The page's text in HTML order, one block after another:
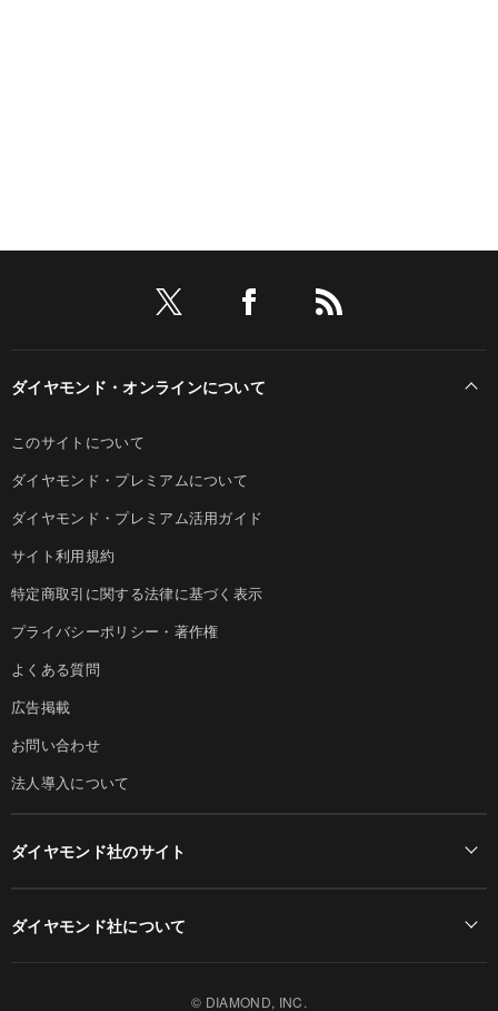
ダイヤモンド・オンラインについて
このサイトについて
ダイヤモンド・プレミアムについて
ダイヤモンド・プレミアム活用ガイド
サイト利用規約
特定商取引に関する法律に基づく表示
プライバシーポリシー・著作権
よくある質問
広告掲載
お問い合わせ
法人導入について
ダイヤモンド社のサイト
ダイヤモンド社について
© DIAMOND, INC.